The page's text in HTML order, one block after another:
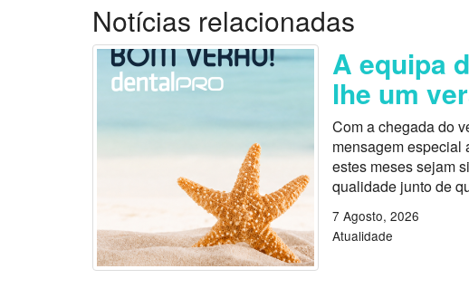
Notícias relacionadas
A equipa
lhe um
Com a chegada do
mensagem especial
estes meses sejam
qualidade junto de
7 Agosto, 2026
Atualidade